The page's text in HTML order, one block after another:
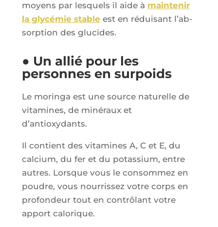
moyens par les­quels il aide à main­te­nir
la gly­cé­mie stableest en rédui­sant l’ab­
sorp­tion des glucides.
● Un allié pour les
personnes en surpoids
Le morin­ga est une source natu­relle de
vita­mines, de miné­raux et
d’antioxydants.
Il contient des vita­mines A, C et E, du
cal­cium, du fer et du potas­sium, entre
autres. Lorsque vous le consom­mez en
poudre, vous nour­ris­sez votre corps en
pro­fon­deur tout en contrô­lant votre
apport calorique.